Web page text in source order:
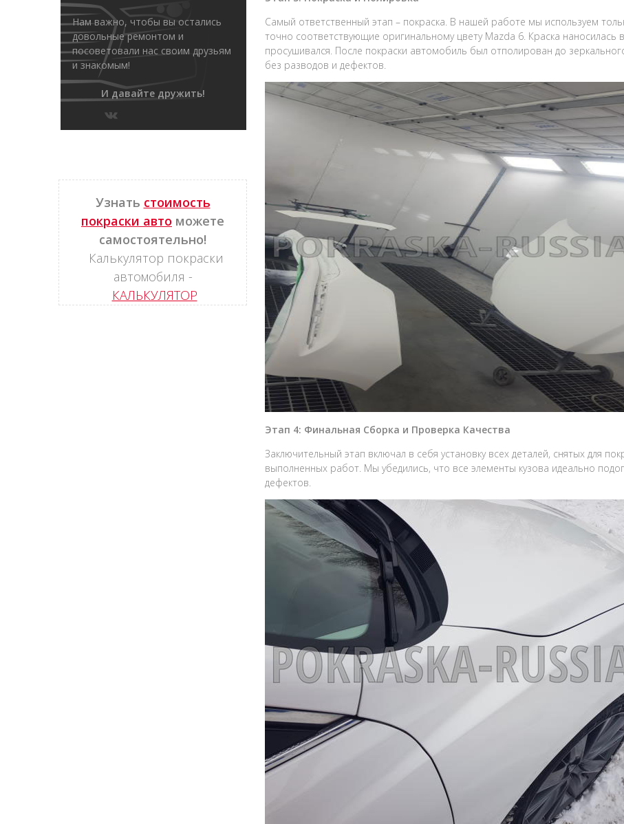
Самый ответственный этап – покраска. В нашей работе мы используем
точно соответствующие оригинальному цвету Mazda 6. Краска наносилась
просушивался. После покраски автомобиль был отполирован до
без разводов и дефектов.
Этап 4: Финальная Сборка и Проверка Качества
Заключительный этап включал в себя установку всех деталей, снятых для
выполненных работ. Мы убедились, что все элементы кузова идеально
дефектов.
Нам важно, чтобы вы остались
довольные ремонтом и
посоветовали нас своим друзьям
и знакомым!
И давайте дружить!
Узнать стоимость
покраски авто можете
самостоятельно!
Калькулятор покраски
автомобиля -
КАЛЬКУЛЯТОР